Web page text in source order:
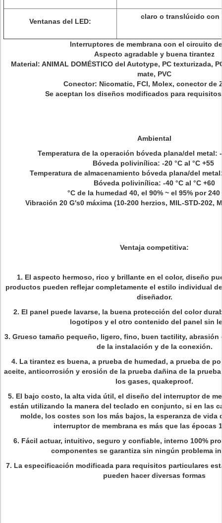
Ventanas del LED:
claro o translúcido
Interruptores de membrana con el circuito
Aspecto agradable y buena tirantez
Material: ANIMAL DOMÉSTICO del Autotype, PC texturizada,
mate, PVC
Conector: Nicomatic, FCI, Molex, conector de
Se aceptan los diseños modificados para
Ambiental
Temperatura de la operación bóveda plana/del metal: -
Bóveda polivinílica: -20 °C al °C +55
Temperatura de almacenamiento bóveda plana/del
Bóveda polivinílica: -40 °C al °C +60
°C de la humedad 40, el 90% ~ el 95% por
Vibración 20 G's0 máxima (10-200 herzios, MIL-STD-202,
Ventaja competitiva:
1. El aspecto hermoso, rico y brillante en el color, diseño
productos pueden reflejar completamente el estilo individual
diseñador.
2. El panel puede lavarse, la buena protección del color
logotipos y el otro contenido del panel sin
3. Grueso tamaño pequeño, ligero, fino, buen tactility,
de la instalación y de la conexión.
4. La tirantez es buena, a prueba de humedad, a prueba de
aceite, anticorrosión y erosión de la prueba dañina de la
los gases, quakeproof.
5. El bajo costo, la alta vida útil, el diseño del interruptor de
están utilizando la manera del teclado en conjunto, si en las
molde, los costes son los más bajos, la esperanza de vida
interruptor de membrana es más que las épocas
6. Fácil actuar, intuitivo, seguro y confiable, interno 100%
componentes se garantiza sin ningún problema
7. La especificación modificada para requisitos particulares
pueden hacer diversas formas